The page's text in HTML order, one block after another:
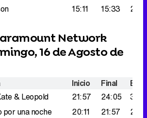
15:11 15:33
Network
16 de Agosto de
Inicio Final
& Leopold 21:57 24:05
por una noche 20:11 21:57